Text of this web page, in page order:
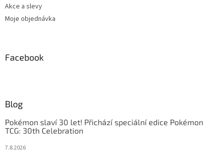
Akce a slevy
Moje objednávka
Facebook
Blog
Pokémon slaví 30 let! Přichází speciální edice Pokémon
TCG: 30th Celebration
7.8.2026